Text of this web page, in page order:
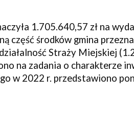
1.705.640,57 zł na
część środków gmina
Straży Miejskiej (
na zadania o charakterze
w 2022 r. przedstawiono